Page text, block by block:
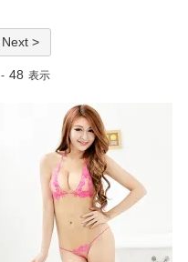
Next >
- 48 表示